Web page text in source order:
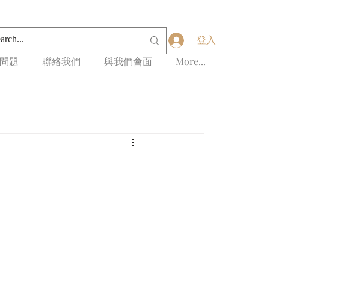
題 聯絡我們 與我們會面 More...
登入